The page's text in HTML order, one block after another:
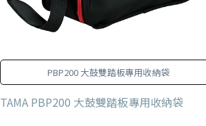
PBP200 大鼓雙踏板專用收納袋
TAMA PBP200 大鼓雙踏板專用收納袋